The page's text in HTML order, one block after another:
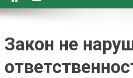
Новости
Закон не